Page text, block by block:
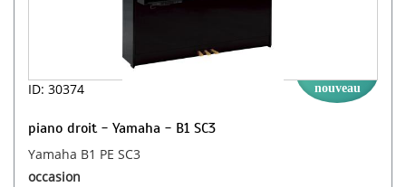
ID: 30374 nouveau
piano droit - Yamaha - B1 SC3
Yamaha B1 PE SC3
occasion